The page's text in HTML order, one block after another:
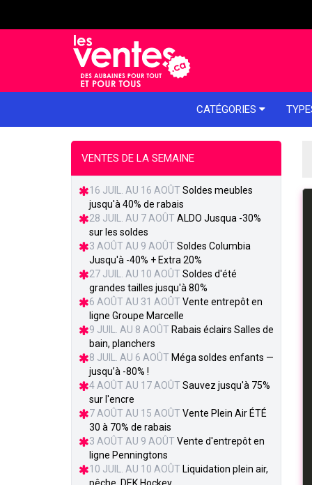
CATÉGORIES
VENTES DE LA SEMAINE
16 JUIL. AU 16 AOÛT Soldes meubles
jusqu'à 40% de rabais
28 JUIL. AU 7 AOÛT ALDO Jusqua -30%
sur les soldes
3 AOÛT AU 9 AOÛT Soldes Columbia
Jusqu'à -40% + Extra 20%
27 JUIL. AU 10 AOÛT Soldes d'été
grandes tailles jusqu'à 80%
6 AOÛT AU 31 AOÛT Vente entrepôt en
ligne Groupe Marcelle
9 JUIL. AU 8 AOÛT Rabais éclairs Salles de
bain, planchers
8 JUIL. AU 6 AOÛT Méga soldes enfants —
jusqu’à -80% !
4 AOÛT AU 17 AOÛT Sauvez jusqu'à 75%
sur l'encre
7 AOÛT AU 15 AOÛT Vente Plein Air ÉTÉ
30 à 70% de rabais
3 AOÛT AU 9 AOÛT Vente d'entrepôt en
ligne Penningtons
10 JUIL. AU 10 AOÛT Liquidation plein air,